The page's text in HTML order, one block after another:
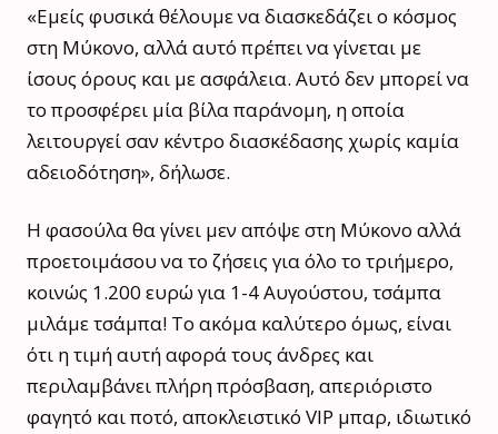
«Εμείς φυσικά θέλουμε να διασκεδάζει ο κόσμος
στη Μύκονο, αλλά αυτό πρέπει να γίνεται με
ίσους όρους και με ασφάλεια. Αυτό δεν μπορεί να
το προσφέρει μία βίλα παράνομη, η οποία
λειτουργεί σαν κέντρο διασκέδασης χωρίς καμία
αδειοδότηση», δήλωσε.
Η φασούλα θα γίνει μεν απόψε στη Μύκονο αλλά
προετοιμάσου να το ζήσεις για όλο το τριήμερο,
κοινώς 1.200 ευρώ για 1-4 Αυγούστου, τσάμπα
μιλάμε τσάμπα! Το ακόμα καλύτερο όμως, είναι
ότι η τιμή αυτή αφορά τους άνδρες και
περιλαμβάνει πλήρη πρόσβαση, απεριόριστο
φαγητό και ποτό, αποκλειστικό VIP μπαρ, ιδιωτικό